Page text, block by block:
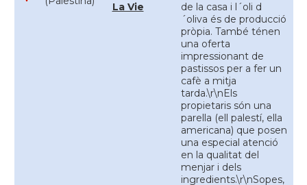
La Vie
de la casa i l´oli d
´oliva és de producció
pròpia. També ténen
una oferta
impressionant de
pastissos per a fer un
cafè a mitja
tarda.\r\nEls
propietaris són una
parella (ell palestí, ella
americana) que posen
una especial atenció
en la qualitat del
menjar i dels
ingredients.\r\nSopes,